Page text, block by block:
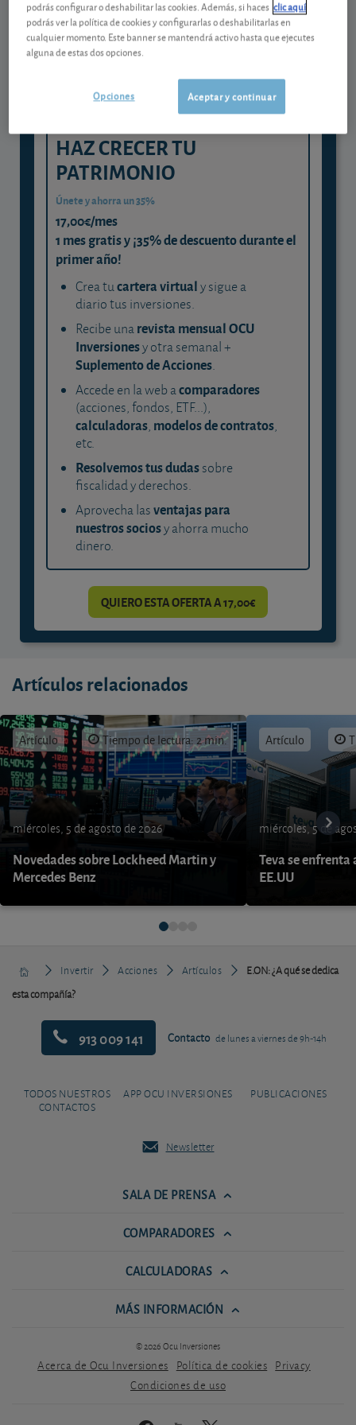
experta
y consigue que cada euro trabaje
para ti
HAZ CRECER TU
PATRIMONIO
Únete y ahorra un 35%
17,00€/mes
1 mes gratis y ¡35% de descuento durante el
primer año!
Crea tucartera virtualy sigue a
diario tus inversiones.
Recibe unarevista mensual OCU
Inversionesy otra semanal +
Suplemento de Acciones.
Accede en la web acomparadores
(acciones, fondos, ETF...),
calculadoras, modelos de contratos,
etc.
Resolvemos tus dudassobre
fiscalidad y derechos.
Aprovecha lasventajas para
nuestros sociosy ahorra mucho
dinero.
QUIERO ESTA OFERTA A 17,00€
Artículos relacionados
Artículo Tiempo de lectura: 2 min.
miércoles, 5 de agosto de 2026
Novedades sobre Lockheed Martin y
Mercedes Benz
Artículo
miércoles, 5 de
Teva se enfrenta
EE.UU
Invertir Acciones Artículos
E.ON: ¿A qué se dedica
esta compañía?
913 009 141 Contacto de lunes a viernes de 9h-14h
TODOS NUESTROS
CONTACTOS
APP OCU INVERSIONES PUBLICACIONES
Newsletter
SALA DE PRENSA
COMPARADORES
CALCULADORAS
MÁS INFORMACIÓN
© 2026 Ocu Inversiones
Acerca de Ocu Inversiones Política de cookies Privacy
Condiciones de uso
podrás configurar o deshabilitar las cookies. Además, si haces clic aquí
podrás ver la política de cookies y configurarlas o deshabilitarlas en
cualquier momento. Este banner se mantendrá activo hasta que ejecutes
alguna de estas dos opciones.
Aceptar y continuar
Opciones